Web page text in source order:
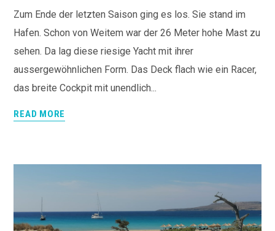
Zum Ende der letzten Saison ging es los. Sie stand im
Hafen. Schon von Weitem war der 26 Meter hohe Mast zu
sehen. Da lag diese riesige Yacht mit ihrer
aussergewöhnlichen Form. Das Deck flach wie ein Racer,
das breite Cockpit mit unendlich...
READ MORE